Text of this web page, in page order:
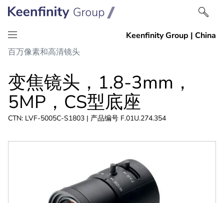
百万像素和高清镜头
变焦镜头，1.8-3mm，
5MP，CS型底座
CTN: LVF-5005C-S1803 | 产品编号 F.01U.274.354